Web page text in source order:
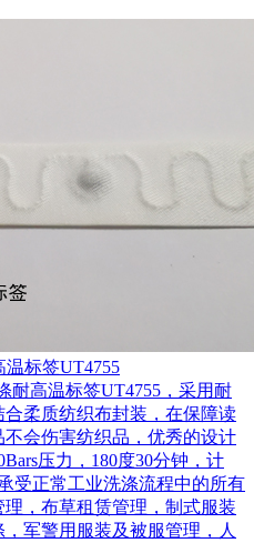
标签UT4755
耐高温标签UT4755，采用耐
柔质纺织布封装，在保障读
会伤害纺织品，优秀的设计
压力，180度30分钟，计
受正常工业洗涤流程中的所有
，布草租赁管理，制式服装
军警用服装及被服管理，人